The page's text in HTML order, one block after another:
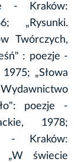
- Kraków:
„Rysunki.
Twórczych,
: poezje -
„Słowa
poezje -
1978;
- Kraków:
„W świecie